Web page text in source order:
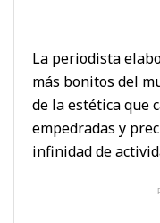
La periodista
más bonitos del
de la estética que
empedradas y
infinidad de